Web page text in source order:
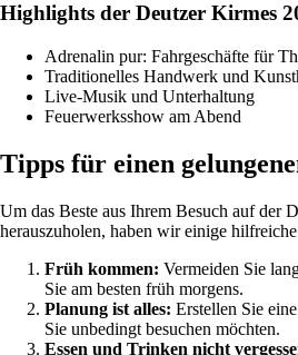
Highlights der Deutzer Kirmes
Adrenalin pur: Fahrgeschäfte für
Traditionelles Handwerk und
Live-Musik und Unterhaltung
Feuerwerksshow am Abend
Tipps für einen
Um das Beste aus Ihrem Besuch auf der
herauszuholen, haben wir einige
Früh kommen: Vermeiden Sie
Sie am besten früh morgens.
Planung ist alles: Erstellen Sie
Sie unbedingt besuchen möchten.
Essen und Trinken nicht